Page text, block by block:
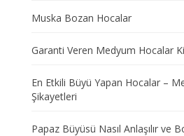
Muska Bozan Hocalar
Garanti Veren Medyum Hocalar
En Etkili Büyü Yapan Hocalar –
Şikayetleri
Papaz Büyüsü Nasıl Anlaşılır ve